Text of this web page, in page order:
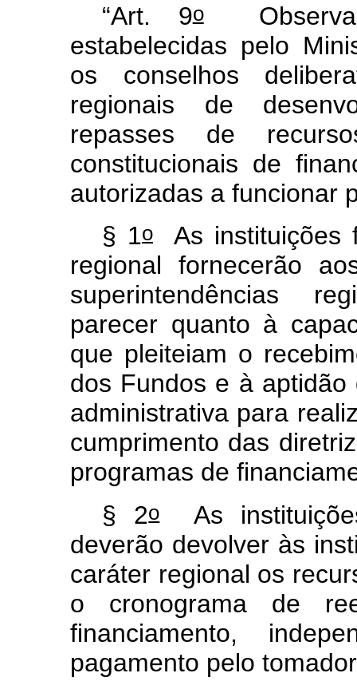
“Art. 9o
estabelecidas pelo
os conselhos
regionais de
repasses de
constitucionais de
autorizadas a funcionar
§ 1o As instituições
regional fornecerão
superintendências
parecer quanto à
que pleiteiam o
dos Fundos e à
administrativa para
cumprimento das
programas de
§ 2oAs
deverão devolver às
caráter regional os
o cronograma de
financiamento,
pagamento pelo